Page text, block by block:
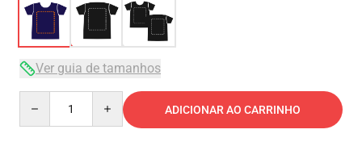
Ver guia de tamanhos
ADICIONAR AO CARRINHO